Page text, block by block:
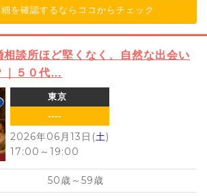
を確認するならココからチェック
談所ほど堅くなく、自然な出会い
｜５０代…
東京
----
2026年06月13日(土)
17:00 ～ 19:00
50歳～ 59歳